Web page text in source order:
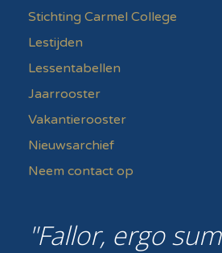
Stichting Carmel College
Lestijden
Lessentabellen
Jaarrooster
Vakantierooster
Nieuwsarchief
Neem contact op
Fallor, ergo sum